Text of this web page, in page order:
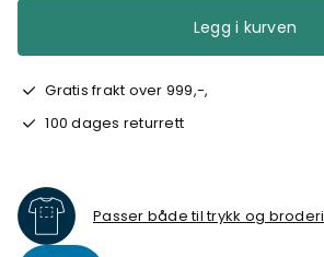
Legg i kurven
Gratis frakt over 999,-,
100 dages returrett
Passer både til trykk og broderi